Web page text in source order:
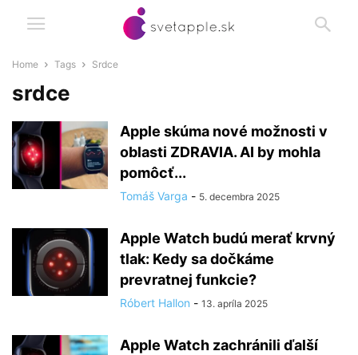
Home Tags Srdce
srdce
Apple skúma nové možnosti v
oblasti ZDRAVIA. AI by mohla
pomôcť...
Tomáš Varga - 5. decembra 2025
Apple Watch budú merať krvný
tlak: Kedy sa dočkáme
prevratnej funkcie?
Róbert Hallon - 13. apríla 2025
Apple Watch zachránili ďalší